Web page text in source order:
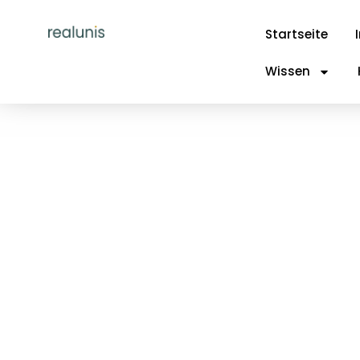
Startseite
Wissen